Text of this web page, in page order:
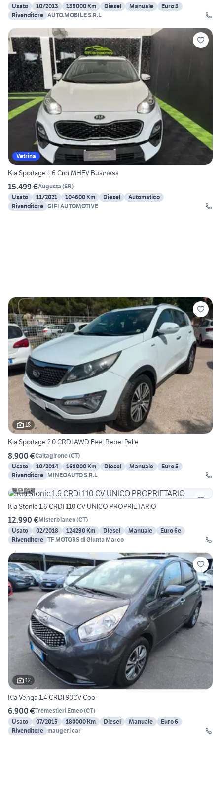
Usato 10/2013 135000 Km Diesel Manuale
Euro 5
Rivenditore AUTO.MOBILE S.R.L
Vetrina
Kia Sportage 1.6 Crdi MHEV Business
15.499 €Augusta (SR)
Usato
11/2021 104600 Km Diesel
Automatico
Rivenditore GIFI AUTOMOTIVE
18
Kia Sportage 2.0 CRDI AWD Feel Rebel Pelle
8.900 €Caltagirone(CT)
Usato
10/2014 168000 Km Diesel Manuale
Euro 5
Rivenditore MINEOAUTO S.R.L
23
Kia Stonic 1.6 CRDi 110 CV UNICO PROPRIETARIO
12.990 €Misterbianco(CT)
Usato
02/2018 124290 Km Diesel Manuale
Euro 6e
Rivenditore TF MOTORS di Giunta Marco
12
Kia Venga 1.4 CRDi 90CV Cool
6.900 €Tremestieri Etneo(CT)
Usato
07/2015 180000 Km Diesel Manuale
Euro 6
Rivenditore maugeri car